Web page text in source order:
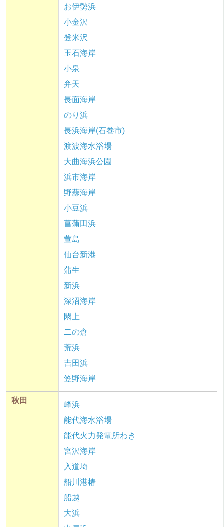
お伊勢浜
小金沢
登米沢
玉石海岸
小泉
弁天
長面海岸
のり浜
長浜海岸(石巻市)
渡波海水浴場
大曲海浜公園
浜市海岸
野蒜海岸
小豆浜
菖蒲田浜
萱島
仙台新港
蒲生
新浜
深沼海岸
閖上
二の倉
荒浜
吉田浜
笠野海岸
秋田
峰浜
能代海水浴場
能代火力発電所わき
宮沢海岸
入道埼
船川港椿
船越
大浜